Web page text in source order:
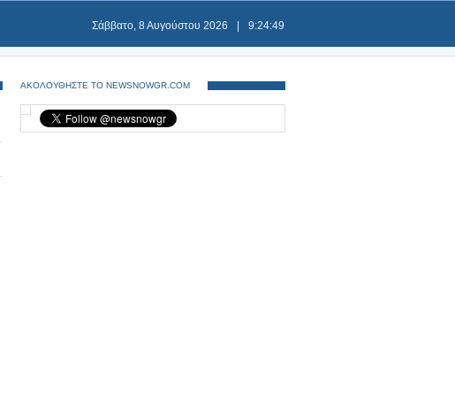
Σάββατο, 8 Αυγούστου 2026 9:24:49
ΑΚΟΛΟΥΘΗΣΤΕ ΤΟ NEWSNOWGR.COM